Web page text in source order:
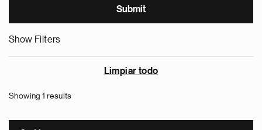
Show Filters
Limpiar todo
Showing 1 results